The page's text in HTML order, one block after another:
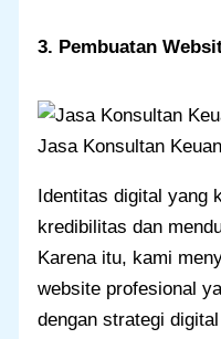
3. Pembuatan
Jasa Konsultan
Identitas digital yang
kredibilitas dan
Karena itu, kami
website profesional
dengan strategi